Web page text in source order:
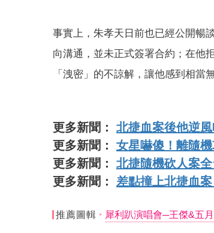
事實上，朱孝天日前也已經公開暢
向溝通，並未正式簽署合約；在他
「洩密」的不諒解，讓他感到相當無
更多新聞： 北捷血案後他逆
更多新聞： 女星嚇傻！離隨
更多新聞： 北捷隨機砍人案
更多新聞： 差點撞上北捷血
推薦圖輯 犀利趴演唱會─王傑&五